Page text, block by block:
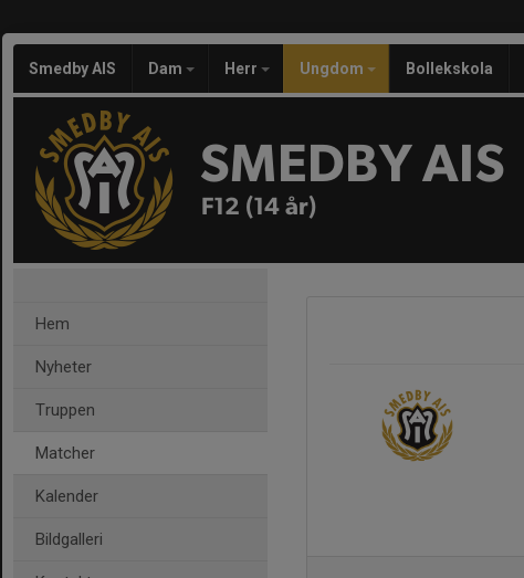
Smedby AIS Dam Herr Ungdom Bollekskola
SMEDBY AIS
F12 (14 år)
Hem
Nyheter
Truppen
Matcher
Kalender
Bildgalleri